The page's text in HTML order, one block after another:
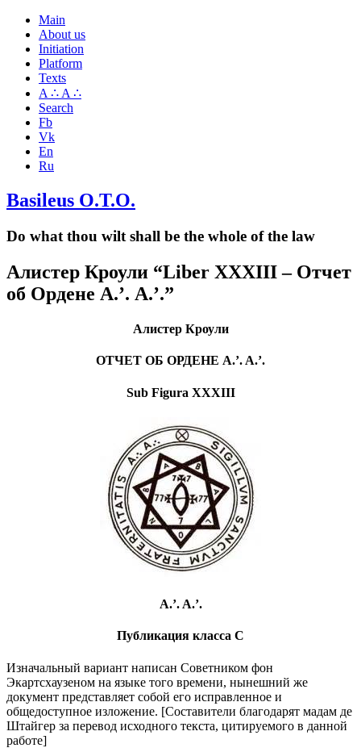
Main
About us
Initiation
Platform
Texts
A ∴ A ∴
Search
Fb
Vk
En
Ru
Basileus O.T.O.
Do what thou wilt shall be the whole of the law
Алистер Кроули “Liber XXXIII – Отчет
об Ордене А.’. А.’.”
Алистер Кроули
ОТЧЕТ ОБ ОРДЕНЕ A.’. A.’.
Sub Figura XXXIII
A.’. A.’.
Публикация класса С
Изначальный вариант написан Советником фон
Экартсхаузеном на языке того времени, нынешний же
документ представляет собой его исправленное и
общедоступное изложение. [Составители благодарят мадам де
Штайгер за перевод исходного текста, цитируемого в данной
работе]